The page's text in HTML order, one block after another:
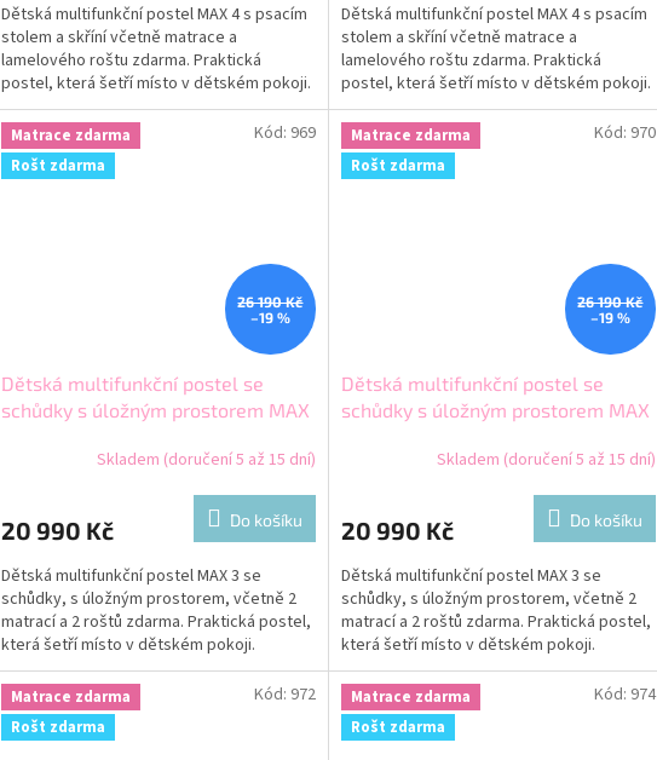
Dětská multifunkční postel MAX 4 s psacím
stolem a skříní včetně matrace a
lamelového roštu zdarma. Praktická
postel, která šetří místo v dětském pokoji.
Dětská multifunkční postel MAX 4 s psacím
stolem a skříní včetně matrace a
lamelového roštu zdarma. Praktická
postel, která šetří místo v dětském pokoji.
Matrace zdarma
Rošt zdarma
26 190 Kč
–19 %
Dětská multifunkční postel se
schůdky s úložným prostorem MAX
Skladem (doručení 5 až 15 dní)
20 990 Kč Do košíku
Dětská multifunkční postel MAX 3 se
schůdky, s úložným prostorem, včetně 2
matrací a 2 roštů zdarma. Praktická postel,
která šetří místo v dětském pokoji.
Kód: 969
Matrace zdarma
Rošt zdarma
26 190 Kč
–19 %
Dětská multifunkční postel se
schůdky s úložným prostorem MAX
Skladem (doručení 5 až 15 dní)
20 990 Kč Do košíku
Dětská multifunkční postel MAX 3 se
schůdky, s úložným prostorem, včetně 2
matrací a 2 roštů zdarma. Praktická postel,
která šetří místo v dětském pokoji.
Kód: 970
Matrace zdarma
Rošt zdarma
Kód: 972
Matrace zdarma
Rošt zdarma
Kód: 974